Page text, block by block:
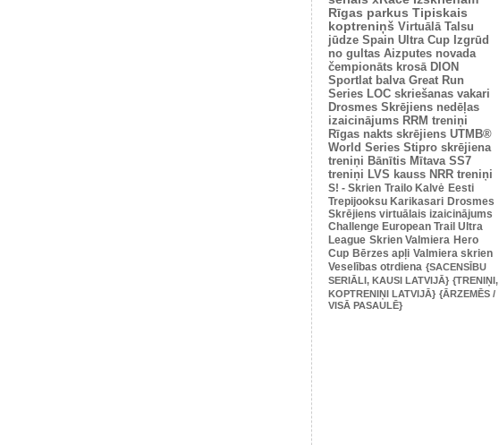
Rīgas parkus Tipiskais
koptreniņš Virtuālā Talsu
jūdze Spain Ultra Cup Izgrūd
no gultas Aizputes novada
čempionāts krosā DION
Sportlat balva Great Run
Series LOC skriešanas vakari
Drosmes Skrējiens nedēļas
izaicinājums RRM treniņi
Rīgas nakts skrējiens UTMB®
World Series Stipro skrējiena
treniņi Bānītis Mītava SS7
treniņi LVS kauss NRR treniņi
S! - Skrien Trailo Kalvė Eesti
Trepijooksu Karikasari Drosmes
Skrējiens virtuālais izaicinājums
Challenge European Trail Ultra
League Skrien Valmiera Hero
Cup Bērzes apļi Valmiera skrien
Veselības otrdiena {SACENSĪBU
SERIĀLI, KAUSI LATVIJĀ} {TRENIŅI,
KOPTRENIŅI LATVIJĀ} {ĀRZEMĒS /
VISĀ PASAULĒ}